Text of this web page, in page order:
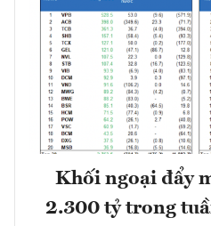
Khối ngoại đẩy
2.300 tỷ trong